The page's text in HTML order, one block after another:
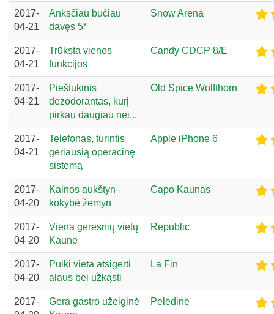
2017-
04-21
Anksčiau būčiau
davęs 5*
Snow Arena
2017-
04-21
Trūksta vienos
funkcijos
Candy CDCP 8/E
2017-
04-21
Pieštukinis
dezodorantas, kurį
pirkau daugiau nei...
Old Spice Wolfthorn
2017-
04-21
Telefonas, turintis
geriausią operacinę
sistemą
Apple iPhone 6
2017-
04-20
Kainos aukštyn -
kokybė žemyn
Capo Kaunas
2017-
04-20
Viena geresnių vietų
Kaune
Republic
2017-
04-20
Puiki vieta atsigerti
alaus bei užkąsti
La Fin
2017-
Gera gastro užeiginė
Pelėdinė